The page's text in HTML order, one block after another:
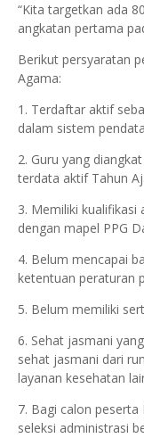
“Kita targetkan ada
angkatan pertama
Berikut persyaratan
Agama:
1. Terdaftar aktif
dalam sistem
2. Guru yang
terdata aktif Tahun
3. Memiliki kualifikasi
dengan mapel PPG
4. Belum mencapai
ketentuan peraturan
5. Belum memiliki
6. Sehat jasmani
sehat jasmani dari
layanan kesehatan
7. Bagi calon peserta
seleksi administrasi